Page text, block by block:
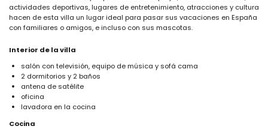
actividades deportivas, lugares de entretenimiento, atracciones y cultura
hacen de esta villa un lugar ideal para pasar sus vacaciones en España
con familiares o amigos, e incluso con sus mascotas.
Interior de la villa
salón con televisión, equipo de música y sofá cama
2 dormitorios y 2 baños
antena de satélite
oficina
lavadora en la cocina
Cocina